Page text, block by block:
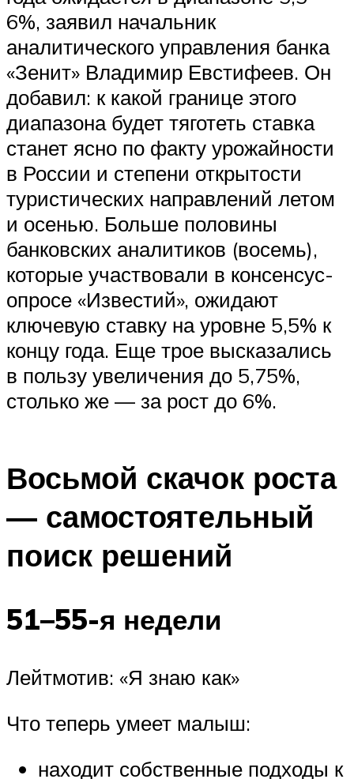
6%, заявил начальник
аналитического управления банка
«Зенит» Владимир Евстифеев. Он
добавил: к какой границе этого
диапазона будет тяготеть ставка
станет ясно по факту урожайности
в России и степени открытости
туристических направлений летом
и осенью. Больше половины
банковских аналитиков (восемь),
которые участвовали в консенсус-
опросе «Известий», ожидают
ключевую ставку на уровне 5,5% к
концу года. Еще трое высказались
в пользу увеличения до 5,75%,
столько же — за рост до 6%.
Восьмой скачок роста
— самостоятельный
поиск решений
51–55-я недели
Лейтмотив: «Я знаю как»
Что теперь умеет малыш:
находит собственные подходы к